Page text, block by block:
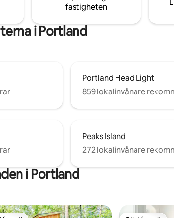
fastigheten
i Portland
Portland Head Light
859 lokalinvånare
Peaks Island
272 lokalinvånare
i Portland